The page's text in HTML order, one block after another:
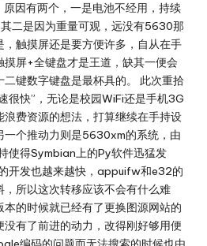
原因有两个，一是电池不经用，持续
二是因为重量可观，远没有5630那
触摸屏还是要方便许多，自从在手
屏+全键盘才是王道，缺其一便会
键数字键盘是最杯具的。 此次重拾
很快”，无论是校园WiFi还是手机3G
费资源的想法，打算继续在手持设
一个推动力则是5630xm的系统，由
使得Symbian上的Py软件迅猛发
开发也越来越快，appuifw和e32的
所以这次转移应该不会有什么难
的时候就已经有了更换图源网站的
有了前进的动力，改得刚好够用便